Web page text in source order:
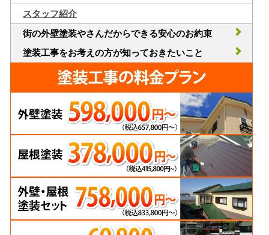
スタッフ紹介
街の外壁塗装やさんだからできる安心のお約束
塗装工事をお考えの方が知っておきたいこと